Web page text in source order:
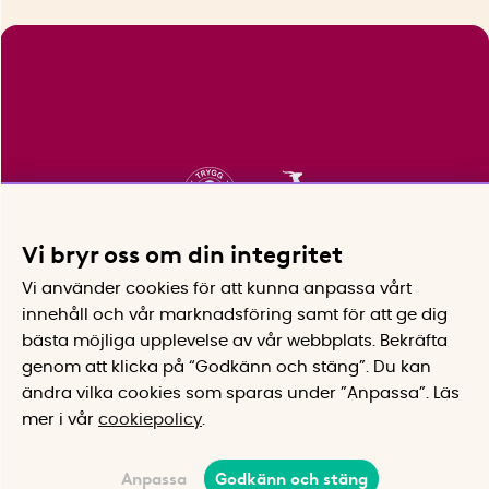
Vi bryr oss om din integritet
Vi använder cookies för att kunna anpassa vårt
innehåll och vår marknadsföring samt för att ge dig
bästa möjliga upplevelse av vår webbplats.
Bekräfta
genom att klicka på “Godkänn och stäng”. Du kan
ändra vilka cookies som sparas under ”Anpassa”.
Läs
mer i vår cookiepolicy
Anpassa Godkänn och stäng